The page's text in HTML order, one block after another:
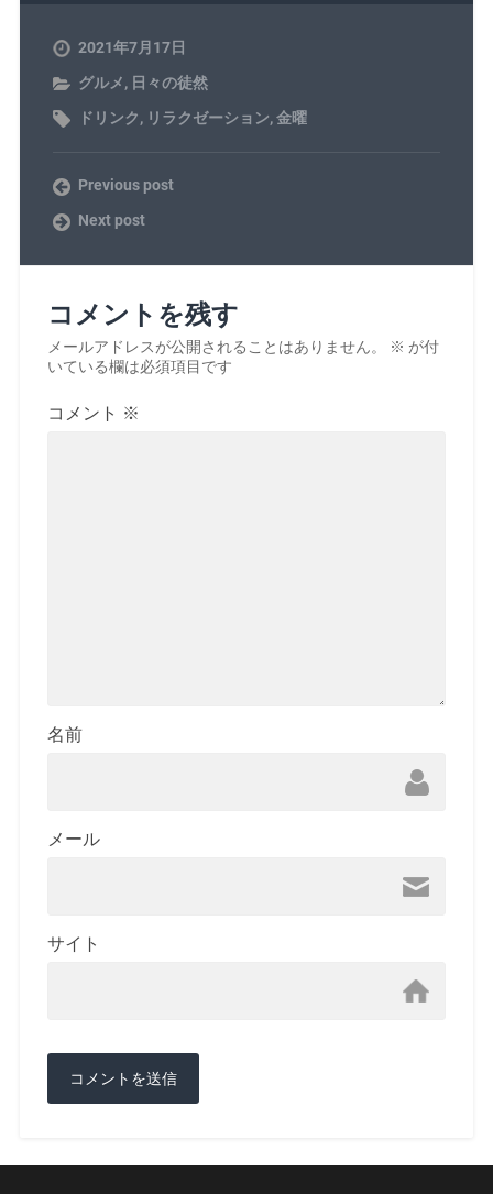
2021年7月17日
グルメ, 日々の徒然
ドリンク, リラクゼーション,金曜
Previous post
Next post
コメントを残す
メールアドレスが公開されることはありません。 ※ が付
いている欄は必須項目です
コメント ※
名前
メール
サイト